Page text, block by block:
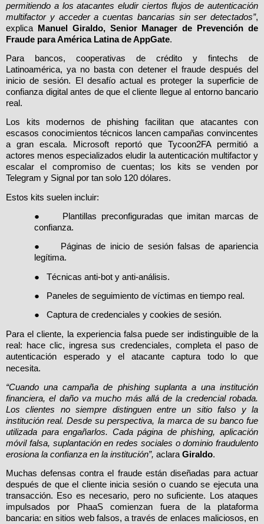
permitiendo a los atacantes eludir ciertos flujos de autenticación
multifactor y acceder a cuentas bancarias sin ser detectados”,
explica
Manuel Giraldo, Senior Manager de Prevención de
Fraude para América Latina de AppGate.
Para bancos, cooperativas de crédito y fintechs de
Latinoamérica, ya no basta con detener el fraude después del
inicio de sesión. El desafío actual es proteger la superficie de
confianza digital antes de que el cliente llegue al entorno bancario
real.
Los kits modernos de phishing facilitan que atacantes con
escasos conocimientos técnicos lancen campañas convincentes
a gran escala. Microsoft reportó que Tycoon2FA permitió a
actores menos especializados eludir la autenticación multifactor y
escalar el compromiso de cuentas; los kits se venden por
Telegram y Signal por tan solo 120 dólares.
Estos kits suelen incluir:
●
Plantillas preconfiguradas que imitan marcas de
confianza.
●
Páginas de inicio de sesión falsas de apariencia
legítima.
● Técnicas anti-bot y anti-análisis.
● Paneles de seguimiento de víctimas en tiempo real.
● Captura de credenciales y cookies de sesión.
Para el cliente, la experiencia falsa puede ser indistinguible de la
real: hace clic, ingresa sus credenciales, completa el paso de
autenticación esperado y el atacante captura todo lo que
necesita.
“Cuando una campaña de phishing suplanta a una institución
financiera, el daño va mucho más allá de la credencial robada.
Los clientes no siempre distinguen entre un sitio falso y la
institución real. Desde su perspectiva, la marca de su banco fue
utilizada para engañarlos. Cada página de phishing, aplicación
móvil falsa, suplantación en redes sociales o dominio fraudulento
erosiona la confianza en la institución”, aclara Giraldo.
Muchas defensas contra el fraude están diseñadas para actuar
después de que el cliente inicia sesión o cuando se ejecuta una
transacción. Eso es necesario, pero no suficiente. Los ataques
impulsados por PhaaS comienzan fuera de la plataforma
bancaria: en sitios web falsos, a través de enlaces maliciosos, en